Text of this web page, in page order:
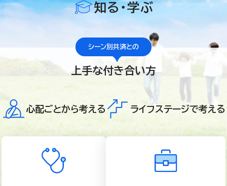
知る・学ぶ
シーン別共済との
上手な付き合い方
心配ごとから考える ライフステージで考える